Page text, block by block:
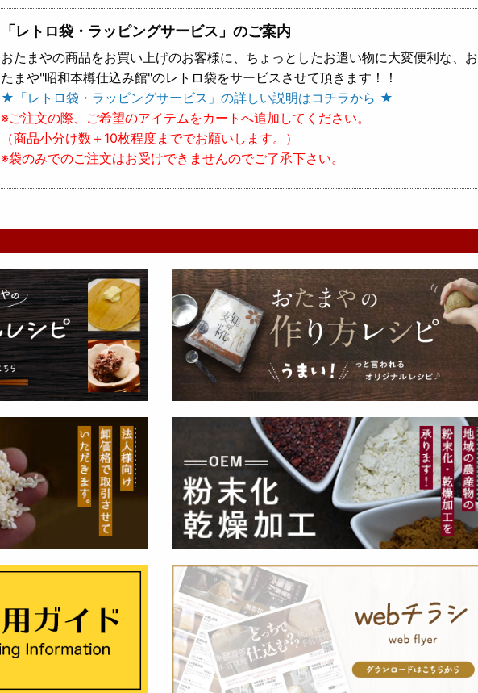
「レトロ袋・ラッピングサービス」のご案内
おたまやの商品をお買い上げのお客様に、ちょっとしたお遣い物に大変便利な、お
たまや"昭和本樽仕込み館"のレトロ袋をサービスさせて頂きます！！
★「レトロ袋・ラッピングサービス」の詳しい説明はコチラから ★
※ご注文の際、ご希望のアイテムをカートへ追加してください。
（商品小分け数＋10枚程度まででお願いします。）
※袋のみでのご注文はお受けできませんのでご了承下さい。